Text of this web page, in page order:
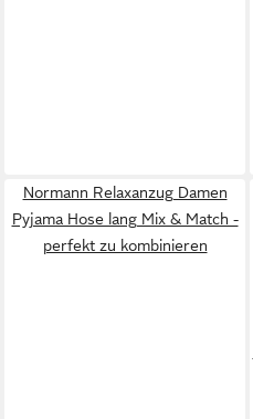
Normann Relaxanzug Damen
Pyjama Hose lang Mix & Match -
perfekt zu kombinieren